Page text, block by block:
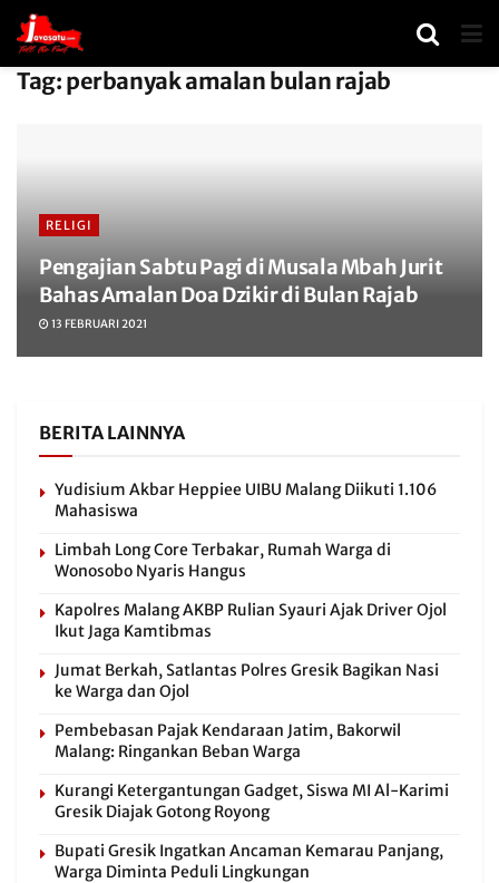
Tag: perbanyak amalan bulan rajab
RELIGI
Pengajian Sabtu Pagi di Musala Mbah Jurit
Bahas Amalan Doa Dzikir di Bulan Rajab
13 FEBRUARI 2021
BERITA LAINNYA
Yudisium Akbar Heppiee UIBU Malang Diikuti 1.106
Mahasiswa
Limbah Long Core Terbakar, Rumah Warga di
Wonosobo Nyaris Hangus
Kapolres Malang AKBP Rulian Syauri Ajak Driver Ojol
Ikut Jaga Kamtibmas
Jumat Berkah, Satlantas Polres Gresik Bagikan Nasi
ke Warga dan Ojol
Pembebasan Pajak Kendaraan Jatim, Bakorwil
Malang: Ringankan Beban Warga
Kurangi Ketergantungan Gadget, Siswa MI Al-Karimi
Gresik Diajak Gotong Royong
Bupati Gresik Ingatkan Ancaman Kemarau Panjang,
Warga Diminta Peduli Lingkungan